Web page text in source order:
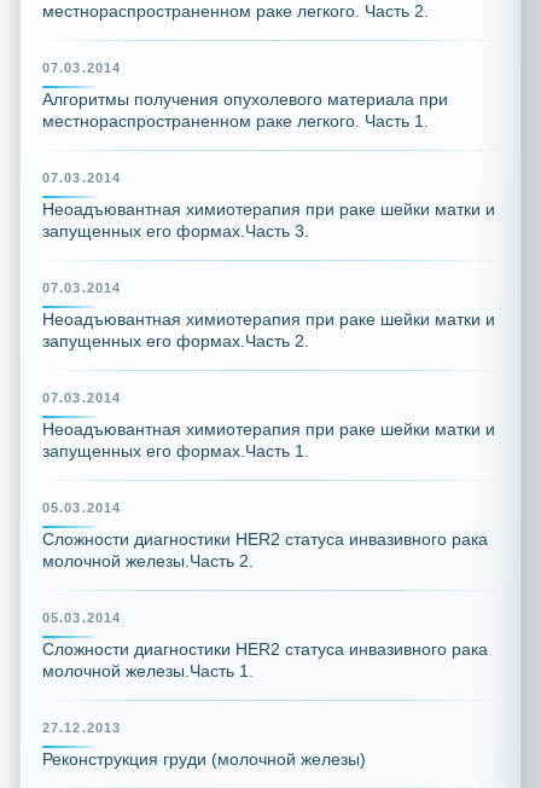
местнораспространенном раке легкого. Часть 2.
07.03.2014
Алгоритмы получения опухолевого материала при
местнораспространенном раке легкого. Часть 1.
07.03.2014
Неоадъювантная химиотерапия при раке шейки матки и
запущенных его формах.Часть 3.
07.03.2014
Неоадъювантная химиотерапия при раке шейки матки и
запущенных его формах.Часть 2.
07.03.2014
Неоадъювантная химиотерапия при раке шейки матки и
запущенных его формах.Часть 1.
05.03.2014
Сложности диагностики HER2 статуса инвазивного рака
молочной железы.Часть 2.
05.03.2014
Сложности диагностики HER2 статуса инвазивного рака
молочной железы.Часть 1.
27.12.2013
Реконструкция груди (молочной железы)